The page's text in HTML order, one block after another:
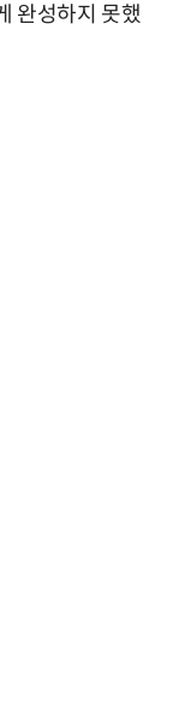
완성하지 못했